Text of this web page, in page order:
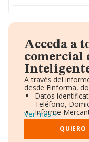
Acceda a
comercial
A través del
desde Einforma,
Datos
Teléfono,
Informe
Gráficos de
Consejo de
Directivos y
Ver más
QUIERO